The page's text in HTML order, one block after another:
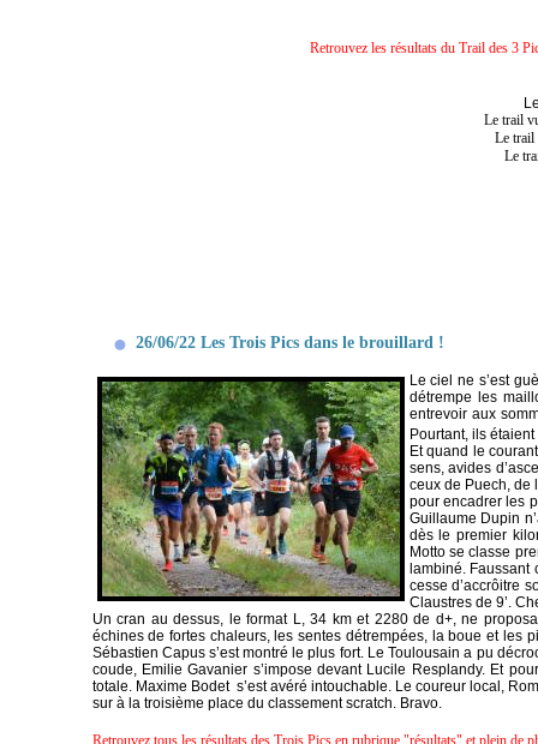
Retrouvez les résultats du Trail des 3
Le trail
Le trail
Le
26/06/22 Les Trois Pics dans le brouillard !
Le ciel ne s’est
détrempe les
entrevoir aux
Pourtant, ils
Et quand le
sens, avides
ceux de Puech, de
pour encadrer les
Guillaume Dupin
dès le premier
Motto se classe
lambiné. Faussant
cesse d’accrôitre
Claustres de 9’.
Un cran au dessus, le format L, 34 km et 2280 de d+, ne
échines de fortes chaleurs, les sentes détrempées, la boue et les
Sébastien Capus s’est montré le plus fort. Le Toulousain a pu
coude, Emilie Gavanier s’impose devant Lucile Resplandy. Et
totale. Maxime Bodet s’est avéré intouchable. Le coureur local,
sur à la troisième place du classement scratch. Bravo.
Retrouvez tous les résultats des Trois Pics en rubrique "résultats" et plein de